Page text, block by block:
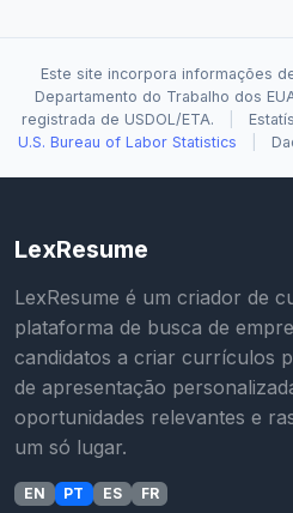
Este site incorpora informações
Departamento do Trabalho dos
registrada de USDOL/ETA.
U.S. Bureau of Labor Statistics
LexResume
LexResume é um criador de
plataforma de busca de
candidatos a criar currículos
de apresentação
oportunidades relevantes e
um só lugar.
EN PT ES FR